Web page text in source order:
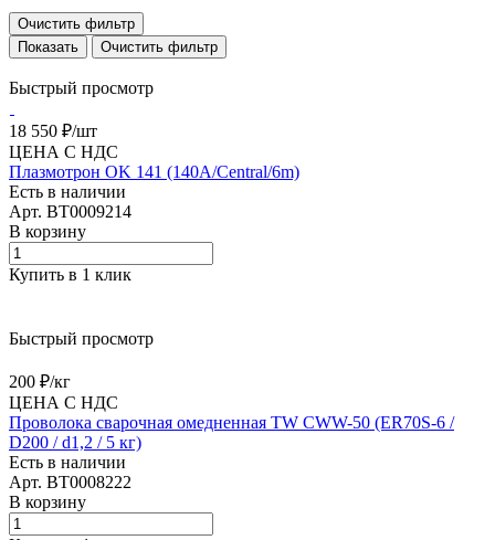
Очистить фильтр
Очистить фильтр
Быстрый просмотр
18 550 ₽/шт
ЦЕНА С НДС
Плазмотрон OK 141 (140A/Central/6m)
Есть в наличии
Арт. BT0009214
В корзину
Купить в 1 клик
Быстрый просмотр
200 ₽/кг
ЦЕНА С НДС
Проволока сварочная омедненная TW CWW-50 (ER70S-6 /
D200 / d1,2 / 5 кг)
Есть в наличии
Арт. BT0008222
В корзину